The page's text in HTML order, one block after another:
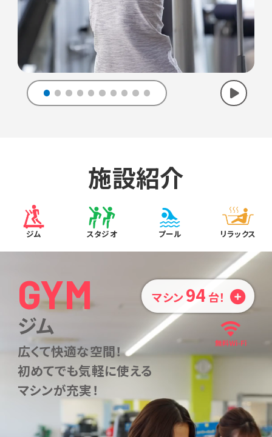
施設紹介
ジム スタジオ プール リラックス
GYM
ジム
広くて快適な空間！
初めてでも気軽に使える
マシンが充実！
マシン94 台！